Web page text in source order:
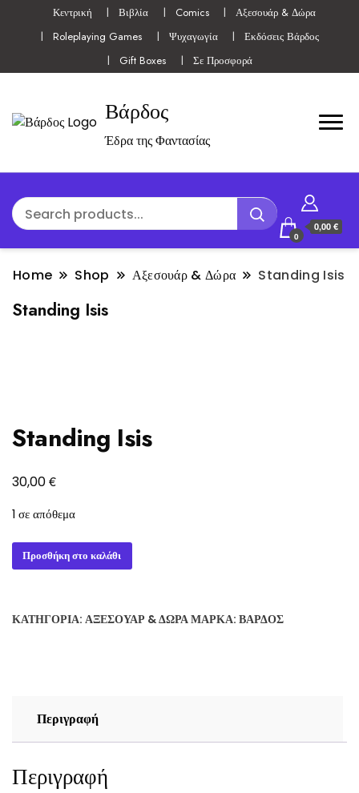
Κεντρική Βιβλία Comics
Αξεσουάρ & Δώρα
Roleplaying Games
Ψυχαγωγία
Εκδόσεις Βάρδος
Gift Boxes
Σε Προσφορά
Βάρδος
Έδρα της Φαντασίας
0
0,00 €
Home Shop Αξεσουάρ & Δώρα Standing Isis
Standing Isis
Standing Isis
30,00€
1 σε απόθεμα
Standing
Isis
Προσθήκη στο καλάθι
ΚΑΤΗΓΟΡΊΑ: ΑΞΕΣΟΥΆΡ & ΔΏΡΑΜΆΡΚΑ: ΒΆΡΔΟΣ
Περιγραφή
Περιγραφή